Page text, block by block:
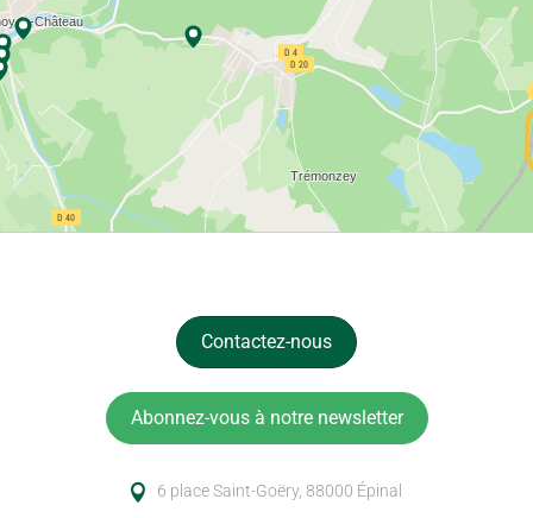
Contactez-nous
Abonnez-vous à notre newsletter
6 place Saint-Goëry, 88000 Épinal